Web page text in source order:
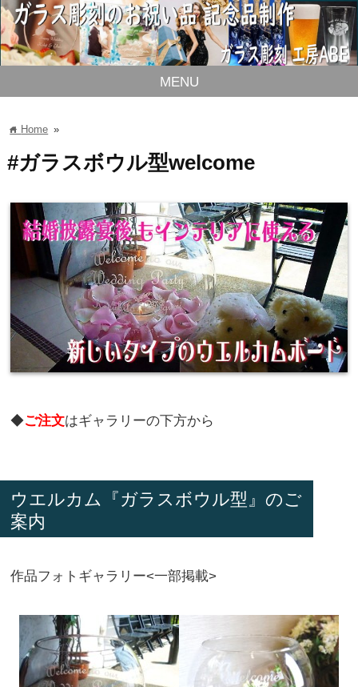
MENU
home Home »
#ガラスボウル型welcome
◆ご注文はギャラリーの下方から
ウエルカム『ガラスボウル型』のご
案内
作品フォトギャラリー<一部掲載>